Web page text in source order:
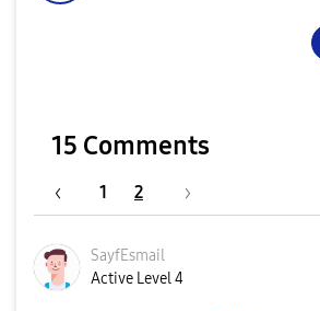
15 Comments
1 2
SayfEsmail
Active Level 4